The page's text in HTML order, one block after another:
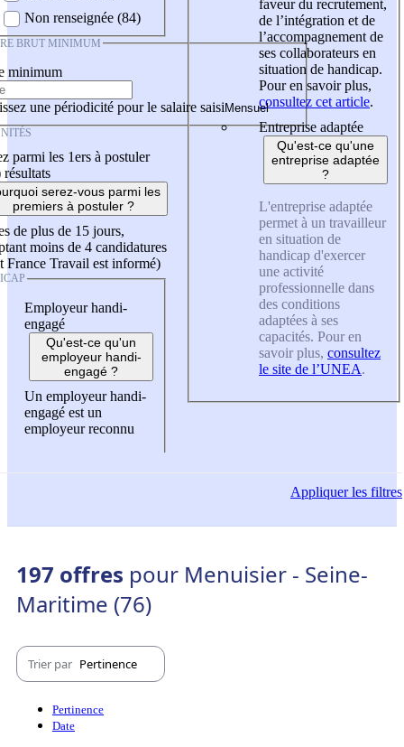
Non renseignée (84)
BRUT MINIMUM
minimum
une périodicité pour le salaire saisi
parmi les 1ers à postuler
résultats
serez-vous parmi les
premiers à postuler ?
de plus de 15 jours,
moins de 4 candidatures
France Travail est informé)
Employeur handi-
engagé
Qu'est-ce qu'un
employeur handi-
engagé ?
Un employeur handi-
engagé est un
employeur reconnu
faveur du recrutement,
de l’intégration et de
l’accompagnement de
ses collaborateurs en
situation de handicap.
Pour en savoir plus,
consultez cet article.
Entreprise adaptée
Qu'est-ce qu'une
entreprise adaptée
?
L'entreprise adaptée
permet à un travailleur
en situation de
handicap d'exercer
une activité
professionnelle dans
des conditions
adaptées à ses
capacités. Pour en
savoir plus, consultez
le site de l’UNEA.
Appliquerles filtres
197 offres pour Menuisier - Seine-
Maritime (76)
Trier par Pertinence
Pertinence
Date